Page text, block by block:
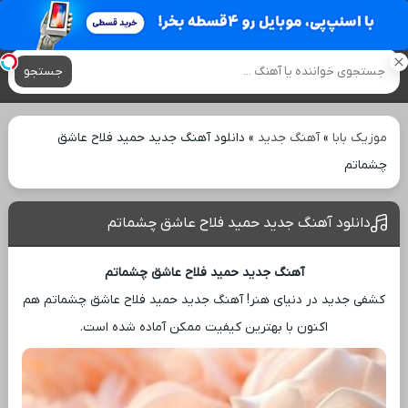
آهنگ های جدید
جستجو
موزیک بابا»آهنگ جدید » دانلود آهنگ جدید حمید فلاح عاشق
چشماتم
دانلود آهنگ جدید حمید فلاح عاشق چشماتم
آهنگ جدید حمید فلاح عاشق چشماتم
کشفی جدید در دنیای هنر! آهنگ جدید حمید فلاح عاشق چشماتم هم
اکنون با بهترین کیفیت ممکن آماده شده است.